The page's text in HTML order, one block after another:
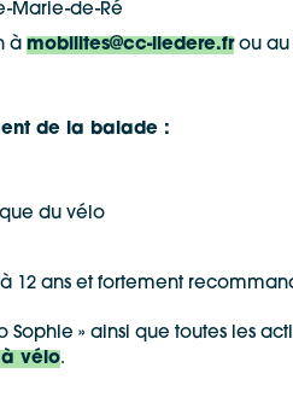
Marie-de-Ré
à mobilites@cc-iledere.frou au
de la balade :
du vélo
12 ans et fortement
Sophie » ainsi que toutes les
vélo.